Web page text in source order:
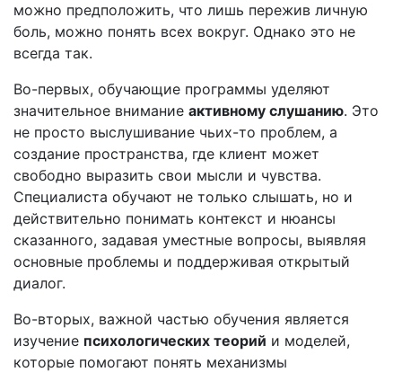
можно предположить, что лишь пережив личную
боль, можно понять всех вокруг. Однако это не
всегда так.
Во-первых, обучающие программы уделяют
значительное внимание активному слушанию. Это
не просто выслушивание чьих-то проблем, а
создание пространства, где клиент может
свободно выразить свои мысли и чувства.
Специалиста обучают не только слышать, но и
действительно понимать контекст и нюансы
сказанного, задавая уместные вопросы, выявляя
основные проблемы и поддерживая открытый
диалог.
Во-вторых, важной частью обучения является
изучение психологических теорий и моделей,
которые помогают понять механизмы